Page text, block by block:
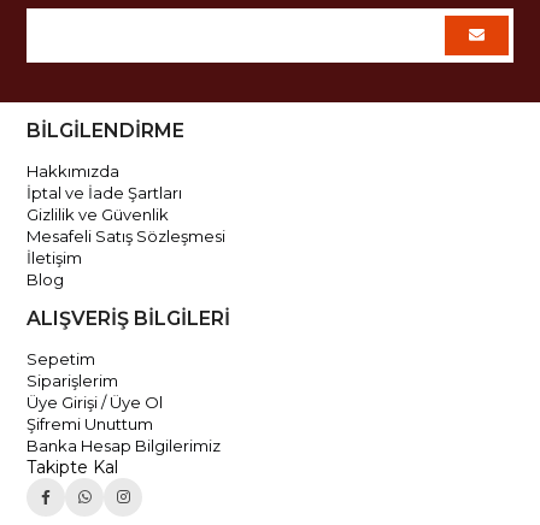
BİLGİLENDİRME
Hakkımızda
İptal ve İade Şartları
Gizlilik ve Güvenlik
Mesafeli Satış Sözleşmesi
İletişim
Blog
ALIŞVERİŞ BİLGİLERİ
Sepetim
Siparişlerim
Üye Girişi / Üye Ol
Şifremi Unuttum
Banka Hesap Bilgilerimiz
Takipte Kal